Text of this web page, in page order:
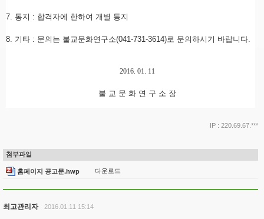
7. 통지 : 합격자에 한하여 개별 통지
8. 기타 : 문의는 불교문화연구소(041-731-3614)로 문의하시기 바랍니다.
2016. 01. 11
불 교 문 화 연 구 소 장
IP : 220.69.67.***
첨부파일
홈페이지 공고문.hwp 다운로드
최고관리자 2016.01.11 15:14